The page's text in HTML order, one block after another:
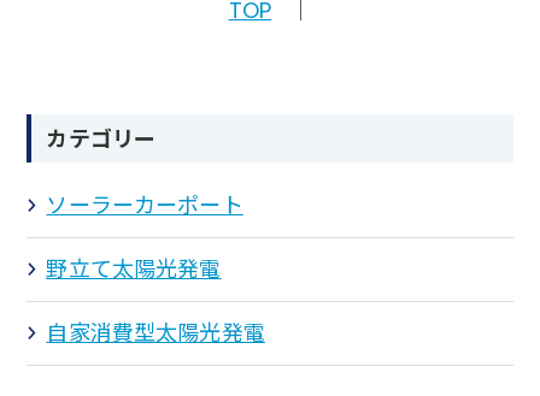
TOP
カテゴリー
ソーラーカーポート
野立て太陽光発電
自家消費型太陽光発電